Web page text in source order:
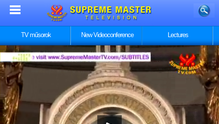
TV műsorok New Videoconference Lectures